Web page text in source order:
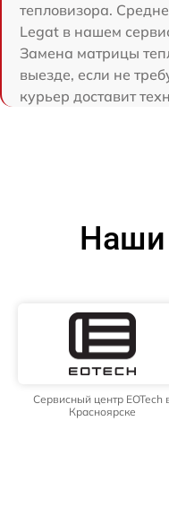
тепловизора.
Legat в нашем
Замена матрицы
выезде, если не
курьер доставит
Наши
Сервисный центр EOTech
Красноярске